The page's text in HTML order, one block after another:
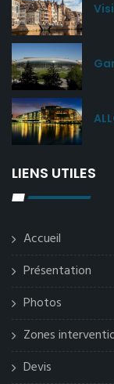
LIENS UTILES
Accueil
Présentation
Photos
Zones
Devis